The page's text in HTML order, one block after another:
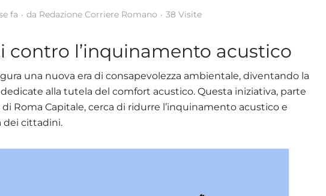
fa da Redazione Corriere Romano 38 Visite
contro l’inquinamento acustico
una nuova era di consapevolezza ambientale, diventando la
dedicate alla tutela del comfort acustico. Questa iniziativa, parte
Roma Capitale, cerca di ridurre l’inquinamento acustico e
dei cittadini.